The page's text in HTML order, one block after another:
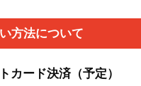
方法について
カード決済（予定）